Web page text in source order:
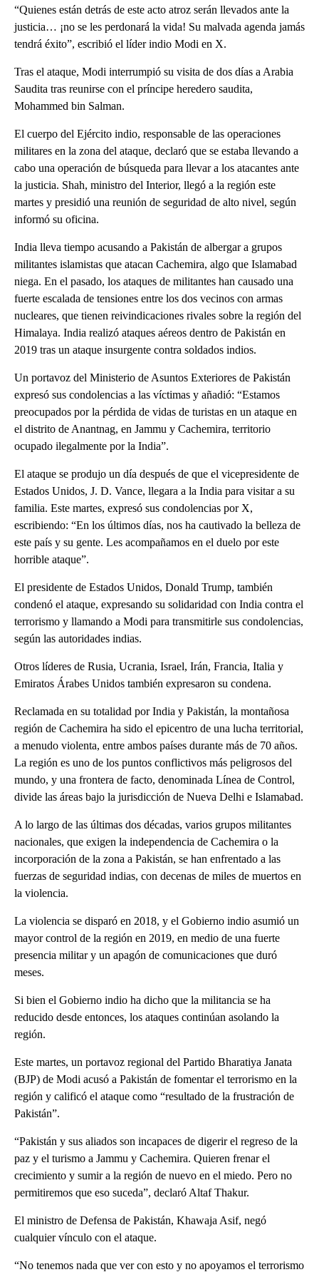
“Quienes están detrás de este acto atroz serán llevados ante la
justicia… ¡no se les perdonará la vida! Su malvada agenda jamás
tendrá éxito”, escribió el líder indio Modi en X.
Tras el ataque, Modi interrumpió su visita de dos días a Arabia
Saudita tras reunirse con el príncipe heredero saudita,
Mohammed bin Salman.
El cuerpo del Ejército indio, responsable de las operaciones
militares en la zona del ataque, declaró que se estaba llevando a
cabo una operación de búsqueda para llevar a los atacantes ante
la justicia. Shah, ministro del Interior, llegó a la región este
martes y presidió una reunión de seguridad de alto nivel, según
informó su oficina.
India lleva tiempo acusando a Pakistán de albergar a grupos
militantes islamistas que atacan Cachemira, algo que Islamabad
niega. En el pasado, los ataques de militantes han causado una
fuerte escalada de tensiones entre los dos vecinos con armas
nucleares, que tienen reivindicaciones rivales sobre la región del
Himalaya. India realizó ataques aéreos dentro de Pakistán en
2019 tras un ataque insurgente contra soldados indios.
Un portavoz del Ministerio de Asuntos Exteriores de Pakistán
expresó sus condolencias a las víctimas y añadió: “Estamos
preocupados por la pérdida de vidas de turistas en un ataque en
el distrito de Anantnag, en Jammu y Cachemira, territorio
ocupado ilegalmente por la India”.
El ataque se produjo un día después de que el vicepresidente de
Estados Unidos, J. D. Vance, llegara a la India para visitar a su
familia. Este martes, expresó sus condolencias por X,
escribiendo: “En los últimos días, nos ha cautivado la belleza de
este país y su gente. Les acompañamos en el duelo por este
horrible ataque”.
El presidente de Estados Unidos, Donald Trump, también
condenó el ataque, expresando su solidaridad con India contra el
terrorismo y llamando a Modi para transmitirle sus condolencias,
según las autoridades indias.
Otros líderes de Rusia, Ucrania, Israel, Irán, Francia, Italia y
Emiratos Árabes Unidos también expresaron su condena.
Reclamada en su totalidad por India y Pakistán, la montañosa
región de Cachemira ha sido el epicentro de una lucha territorial,
a menudo violenta, entre ambos países durante más de 70 años.
La región es uno de los puntos conflictivos más peligrosos del
mundo, y una frontera de facto, denominada Línea de Control,
divide las áreas bajo la jurisdicción de Nueva Delhi e Islamabad.
A lo largo de las últimas dos décadas, varios grupos militantes
nacionales, que exigen la independencia de Cachemira o la
incorporación de la zona a Pakistán, se han enfrentado a las
fuerzas de seguridad indias, con decenas de miles de muertos en
la violencia.
La violencia se disparó en 2018, y el Gobierno indio asumió un
mayor control de la región en 2019, en medio de una fuerte
presencia militar y un apagón de comunicaciones que duró
meses.
Si bien el Gobierno indio ha dicho que la militancia se ha
reducido desde entonces, los ataques continúan asolando la
región.
Este martes, un portavoz regional del Partido Bharatiya Janata
(BJP) de Modi acusó a Pakistán de fomentar el terrorismo en la
región y calificó el ataque como “resultado de la frustración de
Pakistán”.
“Pakistán y sus aliados son incapaces de digerir el regreso de la
paz y el turismo a Jammu y Cachemira. Quieren frenar el
crecimiento y sumir a la región de nuevo en el miedo. Pero no
permitiremos que eso suceda”, declaró Altaf Thakur.
El ministro de Defensa de Pakistán, Khawaja Asif, negó
cualquier vínculo con el ataque.
“No tenemos nada que ver con esto y no apoyamos el terrorismo